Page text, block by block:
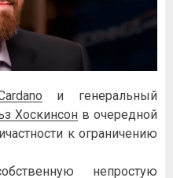
и генеральный
Хоскинсонв очередной
к ограничению
непростую